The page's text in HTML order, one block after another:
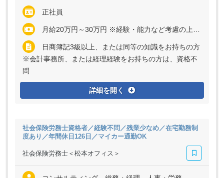
正社員
月給20万円～30万円 ※経験・能力など考慮の上、決定いたします ※残業代は全額支給
日商簿記3級以上、または同等の知識をお持ちの方
※会計事務所、または経理経験をお持ちの方は、資格不
問
詳細を開く
社会保険労務士資格者／経験不問／残業少なめ／在宅勤務制
度あり／年間休日126日／マイカー通勤OK
社会保険労務士＜松本オフィス＞